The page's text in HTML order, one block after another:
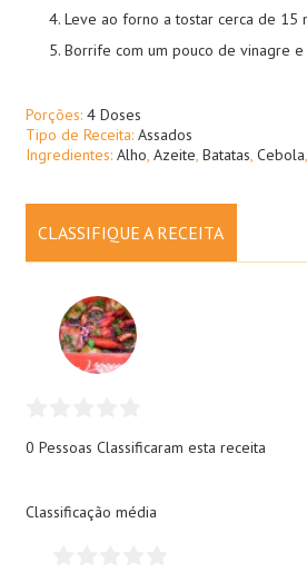
Leve ao forno a tostar cerca de 15
Borrife com um pouco de vinagre e
Porções: 4 Doses
Tipo de Receita: Assados
Ingredientes: Alho, Azeite, Batatas, Cebola,
CLASSIFIQUE A RECEITA
0 Pessoas Classificaram esta receita
Classificação média